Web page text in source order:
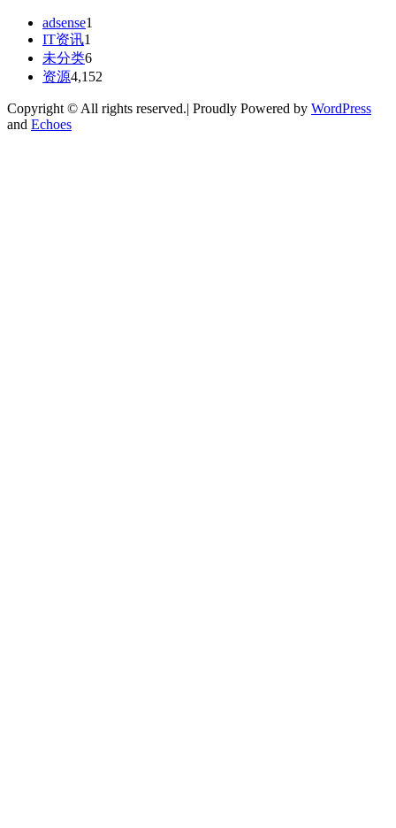
adsense1
IT资讯1
未分类6
资源4,152
Copyright © All rights reserved.| Proudly Powered by WordPress
and Echoes